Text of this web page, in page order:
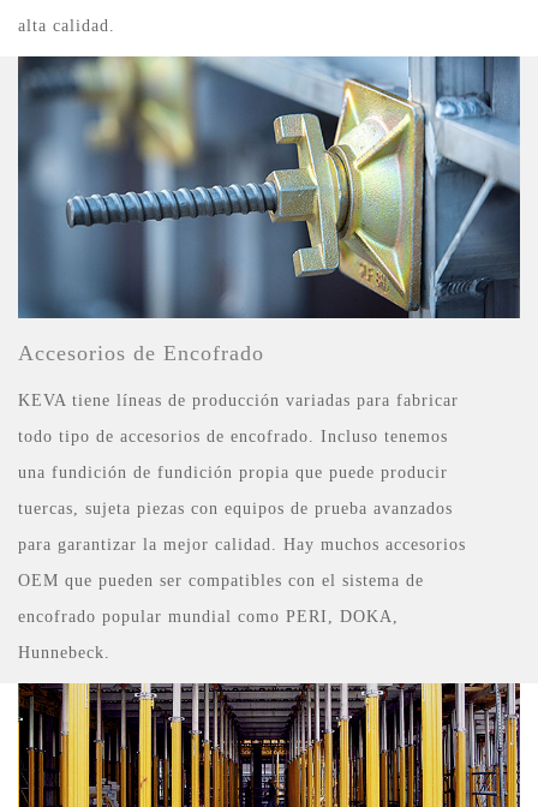
alta calidad.
Accesorios de Encofrado
KEVA tiene líneas de producción variadas para fabricar
todo tipo de accesorios de encofrado. Incluso tenemos
una fundición de fundición propia que puede producir
tuercas, sujeta piezas con equipos de prueba avanzados
para garantizar la mejor calidad. Hay muchos accesorios
OEM que pueden ser compatibles con el sistema de
encofrado popular mundial como PERI, DOKA,
Hunnebeck.